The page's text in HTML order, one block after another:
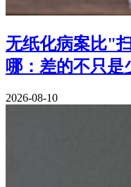
无纸化病案比"
哪：差的不只是
2026-08-10